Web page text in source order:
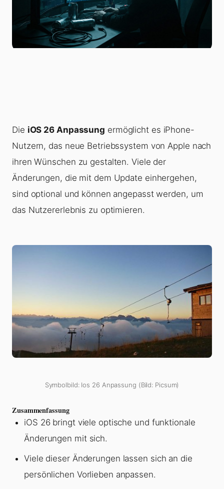
Die iOS 26 Anpassung ermöglicht es iPhone-
Nutzern, das neue Betriebssystem von Apple nach
ihren Wünschen zu gestalten. Viele der
Änderungen, die mit dem Update einhergehen,
sind optional und können angepasst werden, um
das Nutzererlebnis zu optimieren.
Symbolbild: Ios 26 Anpassung (Bild: Picsum)
Zusammenfassung
iOS 26 bringt viele optische und funktionale
Änderungen mit sich.
Viele dieser Änderungen lassen sich an die
persönlichen Vorlieben anpassen.